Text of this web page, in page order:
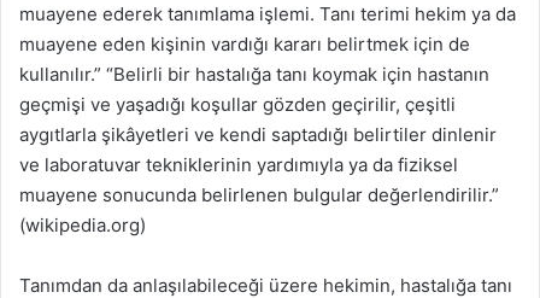
muayene ederek tanımlama işlemi. Tanı terimi hekim ya da
muayene eden kişinin vardığı kararı belirtmek için de
kullanılır.” “Belirli bir hastalığa tanı koymak için hastanın
geçmişi ve yaşadığı koşullar gözden geçirilir, çeşitli
aygıtlarla şikâyetleri ve kendi saptadığı belirtiler dinlenir
ve laboratuvar tekniklerinin yardımıyla ya da fiziksel
muayene sonucunda belirlenen bulgular değerlendirilir.”
(wikipedia.org)
Tanımdan da anlaşılabileceği üzere hekimin, hastalığa tanı